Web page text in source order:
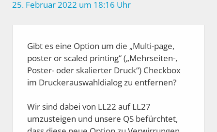
25. Februar 2022 um 18:16 Uhr
Gibt es eine Option um die „Multi-page,
poster or scaled printing“ („Mehrseiten-,
Poster- oder skalierter Druck“) Checkbox
im Druckerauswahldialog zu entfernen?
Wir sind dabei von LL22 auf LL27
umzusteigen und unsere QS befürchtet,